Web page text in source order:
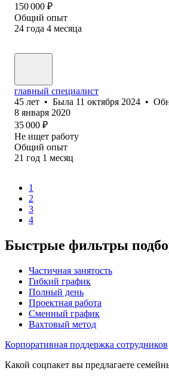
150 000 ₽
Общий опыт
24 года 4 месяца
главный специалист
45 лет • Была 11 октября 2024 •
8 января 2020
35 000 ₽
Не ищет работу
Общий опыт
21 год 1 месяц
1
2
3
4
Быстрые фильтры
Частичная занятость
Гибкий график
Полный день
Проектная работа
Сменный график
Вахтовый метод
Корпоративная поддержка сотрудников
Какой соцпакет вы предлагаете